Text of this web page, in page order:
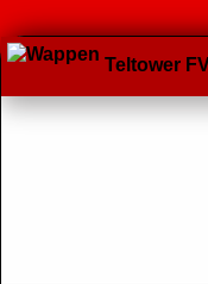
Teltower